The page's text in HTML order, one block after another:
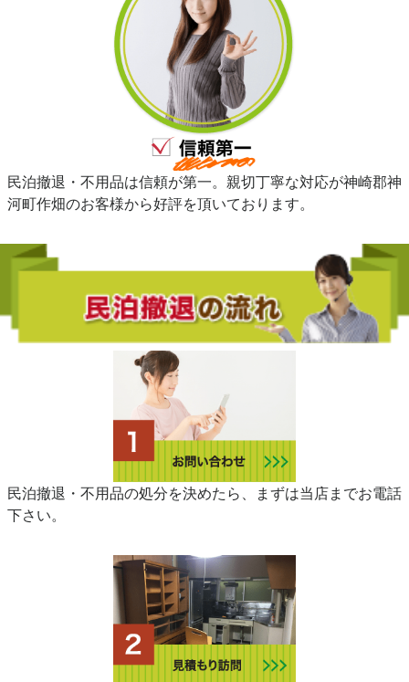
民泊撤退・不用品は信頼が第一。親切丁寧な対応が神崎郡神
河町作畑のお客様から好評を頂いております。
民泊撤退・不用品の処分を決めたら、まずは当店までお電話
下さい。